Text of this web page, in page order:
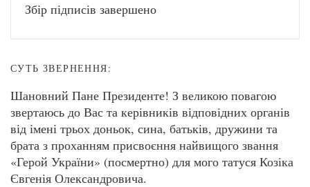
Збір підписів завершено
СУТЬ ЗВЕРНЕННЯ:
Шановний Пане Президенте! З великою повагою
звертаюсь до Вас та керівників відповідних органів
від імені трьох доньок, сина, батьків, дружини та
брата з проханням присвоєння найвищого звання
«Герой України» (посмертно) для мого татуся Козіка
Євгенія Олександровича.